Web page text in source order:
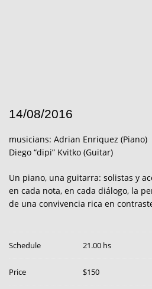
14/08/2016
musicians: Adrian Enriquez (Piano)
Diego “dipi” Kvitko (Guitar)
Un piano, una guitarra: solistas y
en cada nota, en cada diálogo, la
de una convivencia rica en
Schedule 21.00 hs
Price $150